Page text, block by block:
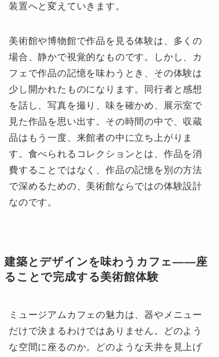
装置へと変えていきます。
美術館や博物館で作品を見る体験は、多くの
場合、静かで視覚的なものです。しかし、カ
フェで作品の記憶を味わうとき、その体験は
少し開かれたものになります。同行者と感想
を話し、写真を撮り、味を確かめ、展示室で
見た作品を思い出す。その時間の中で、収蔵
品はもう一度、来館者の中に立ち上がりま
す。食べられるコレクションとは、作品を消
費することではなく、作品の記憶を別の方法
で深めるための、美術館ならではの体験設計
なのです。
建築とデザインを味わうカフェ――座
ることで完成する美術館体験
ミュージアムカフェの魅力は、器やメニュー
だけで決まるわけではありません。どのよう
な空間に座るのか。どのような天井を見上げ